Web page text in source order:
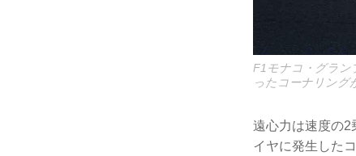
F1モナコ・グラン
ったコーナリング
遠心力は速度の2
イヤに発生した